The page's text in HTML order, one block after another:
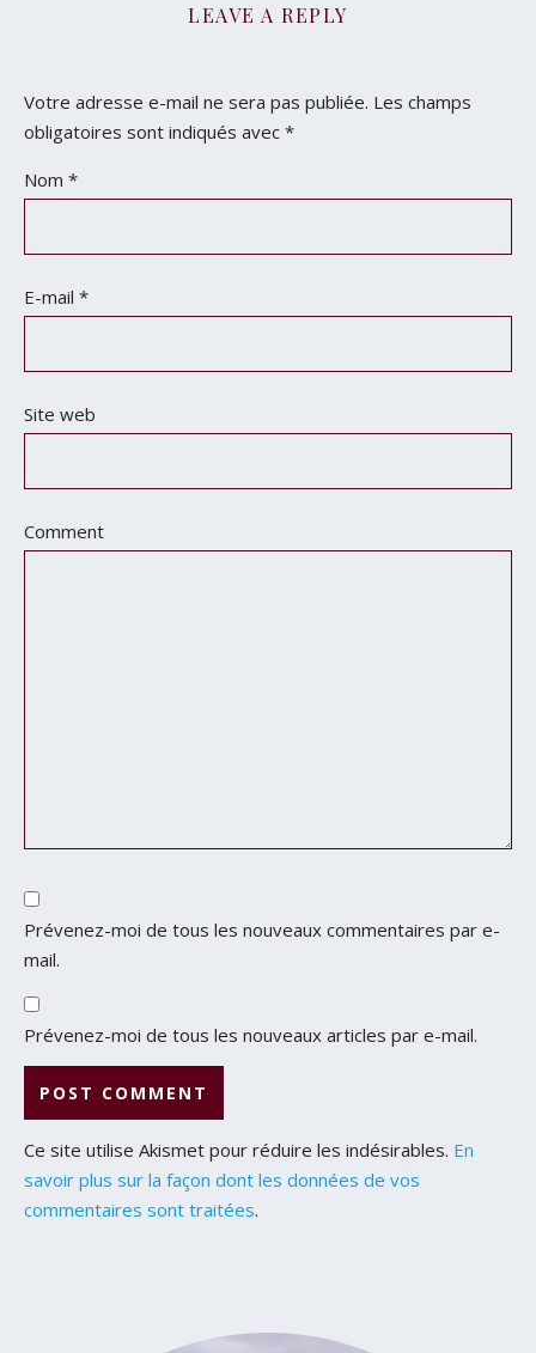
LEAVE A REPLY
Votre adresse e-mail ne sera pas publiée. Les champs
obligatoires sont indiqués avec *
Nom *
E-mail *
Site web
Comment
Prévenez-moi de tous les nouveaux commentaires par e-
mail.
Prévenez-moi de tous les nouveaux articles par e-mail.
Ce site utilise Akismet pour réduire les indésirables. En
savoir plus sur la façon dont les données de vos
commentaires sont traitées.